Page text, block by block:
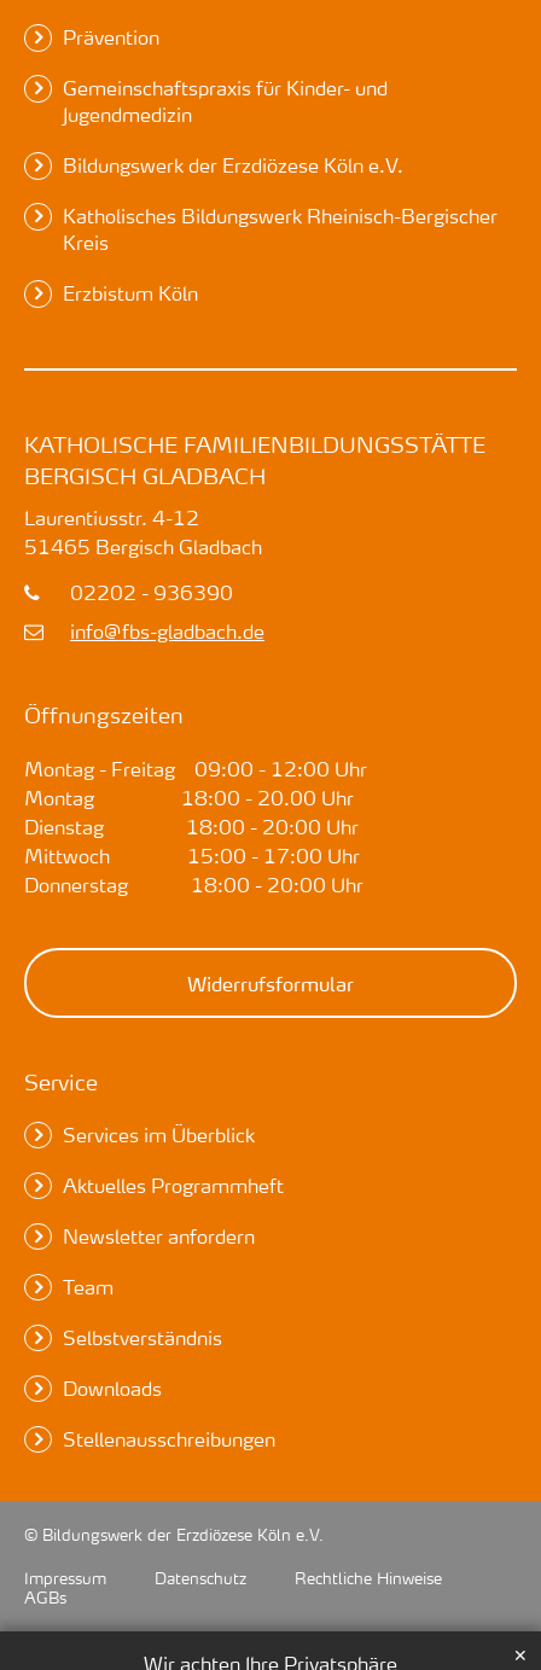
Wir achten Ihre Privatsphäre ✕
Prävention
Gemeinschaftspraxis für Kinder- und
Jugendmedizin
Bildungswerk der Erzdiözese Köln e.V.
Katholisches Bildungswerk Rheinisch-Bergischer
Kreis
Erzbistum Köln
KATHOLISCHE FAMILIENBILDUNGSSTÄTTE
BERGISCH GLADBACH
Laurentiusstr. 4-12
51465 Bergisch Gladbach
02202 - 936390
info@fbs-gladbach.de
Öffnungszeiten
Montag - Freitag 09:00 - 12:00 Uhr
Montag 18:00 - 20.00 Uhr
Dienstag 18:00 - 20:00 Uhr
Mittwoch 15:00 - 17:00 Uhr
Donnerstag 18:00 - 20:00 Uhr
Widerrufsformular
Service
Services im Überblick
Aktuelles Programmheft
Newsletter anfordern
Team
Selbstverständnis
Downloads
Stellenausschreibungen
© Bildungswerk der Erzdiözese Köln e.V.
Impressum
Datenschutz
Rechtliche Hinweise
AGBs